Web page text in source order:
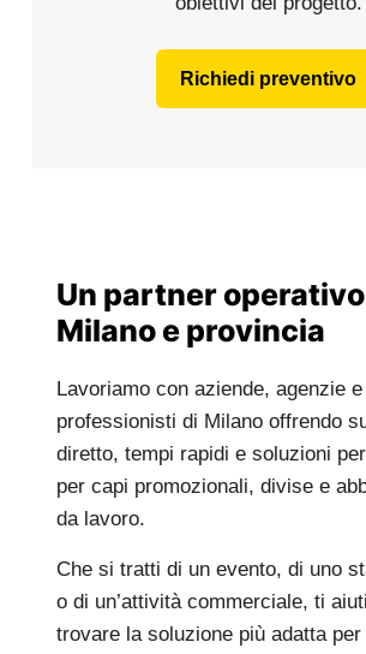
Richiedi preventivo
Un partner
Milano e provincia
Lavoriamo con aziende, agenzie e
professionisti di Milano offrendo
diretto, tempi rapidi e soluzioni
per capi promozionali, divise e
da lavoro.
Che si tratti di un evento, di uno
o di un’attività commerciale, ti
trovare la soluzione più adatta